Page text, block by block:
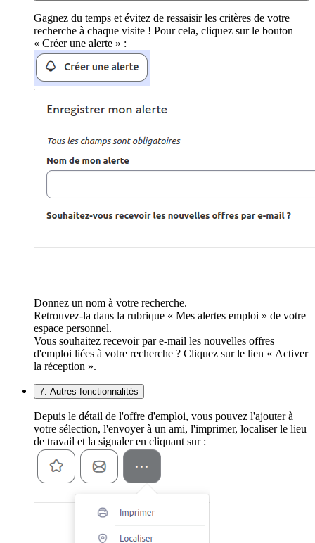
Gagnez du temps et évitez de ressaisir les critères de votre
recherche à chaque visite ! Pour cela, cliquez sur le bouton
« Créer une alerte » :
Donnez un nom à votre recherche.
Retrouvez-la dans la rubrique « Mes alertes emploi » de votre
espace personnel.
Vous souhaitez recevoir par e-mail les nouvelles offres
d'emploi liées à votre recherche ? Cliquez sur le lien « Activer
la réception ».
7. Autres fonctionnalités
Depuis le détail de l'offre d'emploi, vous pouvez l'ajouter à
votre sélection, l'envoyer à un ami, l'imprimer, localiser le lieu
de travail et la signaler en cliquant sur :